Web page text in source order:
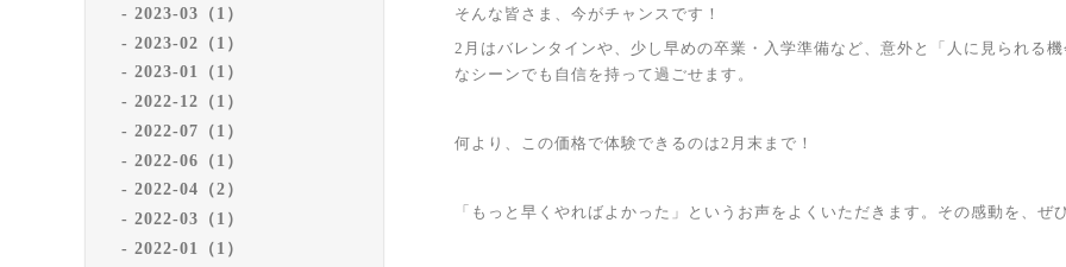
2023-03（1）
2023-02（1）
2023-01（1）
2022-12（1）
2022-07（1）
2022-06（1）
2022-04（2）
2022-03（1）
2022-01（1）
そんな皆さま、今がチャンスです！
2月はバレンタインや、少し早めの卒業・入学準備など、意外と「人に見られる
なシーンでも自信を持って過ごせます。
何より、この価格で体験できるのは2月末まで！
「もっと早くやればよかった」というお声をよくいただきます。その感動を、ぜ